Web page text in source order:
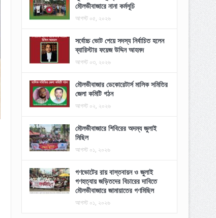
মৌলভীবাজারে নানা কর্মসূচি
আগস্ট ০৫, ২০২৬
সর্বোচ্চ ভোট পেয়ে সদস্য নির্বাচিত হলেন
ব্যারিস্টার ফয়েজ উদ্দিন আহমদ
আগস্ট ০৩, ২০২৬
মৌলভীবাজার ডেকোরেটার্স মালিক সমিতির
জেলা কমিটি গঠন
আগস্ট ০২, ২০২৬
মৌলভীবাজারে শিবিরের অদম্য জুলাই
মিছিল
আগস্ট ০১, ২০২৬
গণভোটের রায় বাস্তবায়ন ও জুলাই
গণহত্যায় জড়িতদের বিচারের দাবিতে
মৌলভীবাজারে জামায়াতের গণমিছিল
আগস্ট ০১, ২০২৬